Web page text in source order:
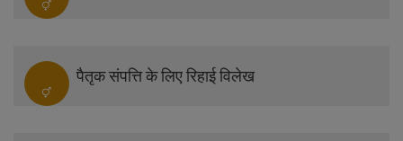
पैतृक संपत्ति के लिए रिहाई विलेख